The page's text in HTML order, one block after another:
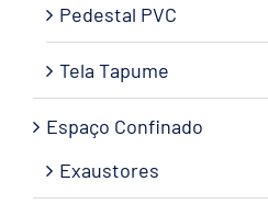
Pedestal PVC
Tela Tapume
Espaço Confinado
Exaustores